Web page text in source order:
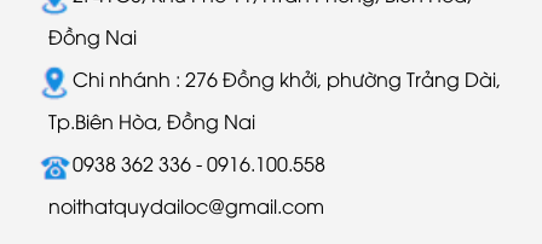
Đồng Nai
Chi nhánh : 276 Đồng khởi, phường Trảng Dài,
Tp.Biên Hòa, Đồng Nai
0938 362 336 - 0916.100.558
noithatquydailoc@gmail.com